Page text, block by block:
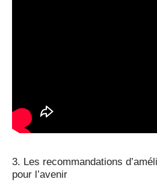
3. Les recommandations
pour l’avenir